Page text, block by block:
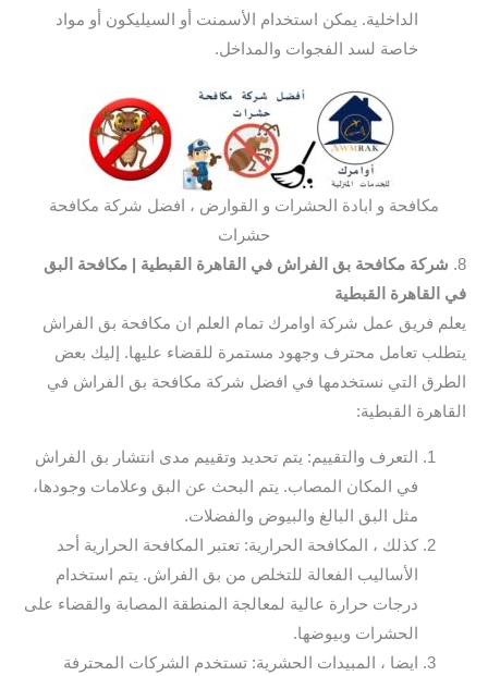
الداخلية. يمكن استخدام الأسمنت أو السيليكون أو مواد
خاصة لسد الفجوات والمداخل.
مكافحة و ابادة الحشرات و القوارض ، افضل شركة مكافحة
حشرات
8. شركة مكافحة بق الفراش في القاهرة القبطية
| مكافحة البق
في القاهرة القبطية
يعلم فريق عمل شركة اوامرك تمام العلم ان مكافحة بق الفراش
يتطلب تعامل محترف وجهود مستمرة للقضاء عليها. إليك بعض
الطرق التي نستخدمها في افضل شركة مكافحة بق الفراش في
القاهرة القبطية:
التعرف والتقييم: يتم تحديد وتقييم مدى انتشار بق الفراش
في المكان المصاب. يتم البحث عن البق وعلامات وجودها،
مثل البق البالغ والبيوض والفضلات.
كذلك ، المكافحة الحرارية: تعتبر المكافحة الحرارية أحد
الأساليب الفعالة للتخلص من بق الفراش. يتم استخدام
درجات حرارة عالية لمعالجة المنطقة المصابة والقضاء على
الحشرات وبيوضها.
ايضا ، المبيدات الحشرية: تستخدم الشركات المحترفة